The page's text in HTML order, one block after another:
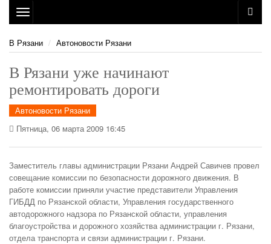
Toggle
navigation
В Рязани
Автоновости Рязани
В Рязани уже начинают
ремонтировать дороги
Автоновости Рязани
Пятница, 06 марта 2009 16:45
Заместитель главы администрации Рязани Андрей Савичев провел
совещание комиссии по безопасности дорожного движения. В
работе комиссии приняли участие представители Управления
ГИБДД по Рязанской области, Управления государственного
автодорожного надзора по Рязанской области, управления
благоустройства и дорожного хозяйства администрации г. Рязани,
отдела транспорта и связи администрации г. Рязани.